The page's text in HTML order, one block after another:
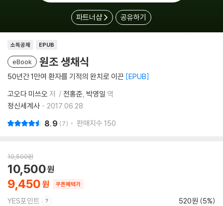
파트너샵 공유하기
소득공제 EPUB
eBook 원조 생채식
50년간 1만여 환자를 기적의 완치로 이끈 EPUB
고오다 미쓰오 저 전홍준 박영일 역
정신세계사
2017.06.28.
8.9 7 판매지수 150
10,500원
9,450
10,500
쿠폰혜택가
YES포인트 520원 (5%)